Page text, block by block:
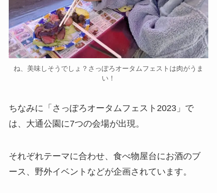
ね、美味しそうでしょ？さっぽろオータムフェストは肉がうま
い！
ちなみに「さっぽろオータムフェスト2023」で
は、大通公園に7つの会場が出現。
それぞれテーマに合わせ、食べ物屋台にお酒のブ
ース、野外イベントなどが企画されています。